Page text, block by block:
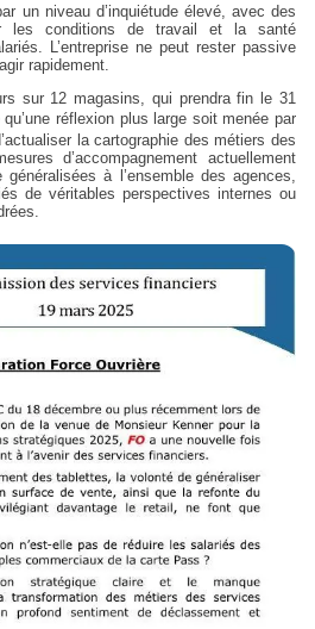
un niveau d’inquiétude élevé, avec des
les conditions de travail et la santé
L’entreprise ne peut rester passive
rapidement.
sur 12 magasins, qui prendra fin le 31
qu’une réflexion plus large soit menée par
la cartographie des métiers des
d’accompagnement actuellement
à l’ensemble des agences,
de véritables perspectives internes ou